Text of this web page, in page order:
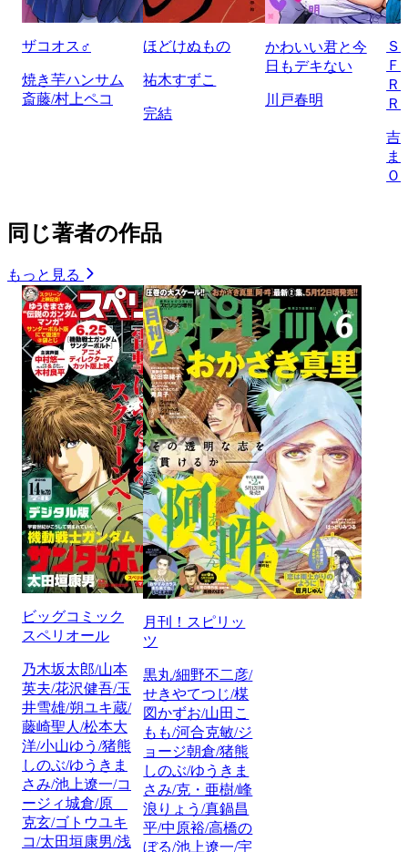
ザコオス♂
焼き芋ハンサム
斎藤/村上ペコ
ほどけぬもの
祐木すずこ
完結
かわいい君と今
日もデキない
川戸春明
Ｆ
Ｒ
吉
ま
Ｏ
同じ著者の作品
もっと見る
ビッグコミック
スペリオール
乃木坂太郎/山本
英夫/花沢健吾/玉
井雪雄/朔ユキ蔵/
藤崎聖人/松本大
洋/小山ゆう/猪熊
しのぶ/ゆうきま
さみ/池上遼一/コ
ージィ城倉/原
克玄/ゴトウユキ
コ/太田垣康男/浅
月刊！スピリッ
ツ
黒丸/細野不二彦/
せきやてつじ/楳
図かずお/山田こ
もも/河合克敏/ジ
ョージ朝倉/猪熊
しのぶ/ゆうきま
さみ/克・亜樹/峰
浪りょう/真鍋昌
平/中原裕/高橋の
ぼる/池上遼一/宇